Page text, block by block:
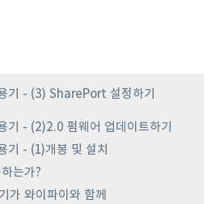
기 - (3) SharePort 설정하기
기 - (2)2.0 펌웨어 업데이트하기
기 - (1)개봉 및 설치
는가?
가 와이파이와 함께